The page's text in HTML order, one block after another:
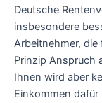
Deutsche
insbesondere
Arbeitnehmer,
Prinzip Anspruch
Ihnen wird aber
Einkommen